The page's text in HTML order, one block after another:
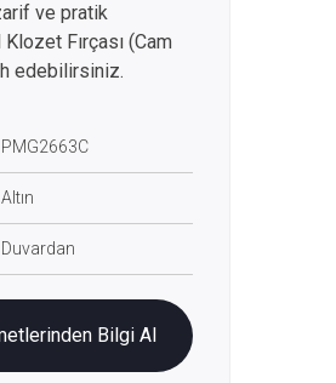
ve pratik
Fırçası (Cam
edebilirsiniz.
PMG2663C
Altın
Duvardan
Bilgi Al